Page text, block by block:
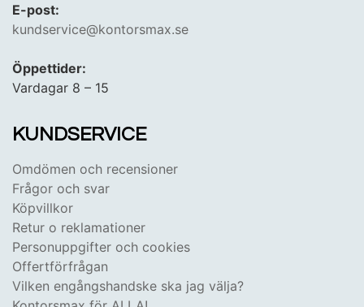
E-post:
kundservice@kontorsmax.se
Öppettider:
Vardagar 8 – 15
KUNDSERVICE
Omdömen och recensioner
Frågor och svar
Köpvillkor
Retur o reklamationer
Personuppgifter och cookies
Offertförfrågan
Vilken engångshandske ska jag välja?